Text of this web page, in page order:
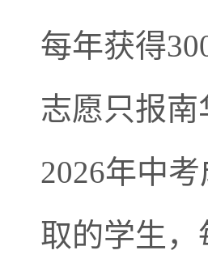
每年获得
志愿只报
2026年中
取的学生，